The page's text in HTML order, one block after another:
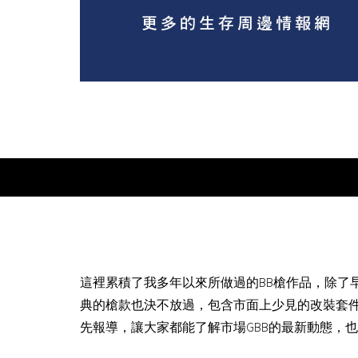
這裡累積了我多年以來所做過的BB槍作品，除
典的槍款也決不放過，包含市面上少見的改裝套
先報導，讓大家都能了解市場GBB的最新動態，